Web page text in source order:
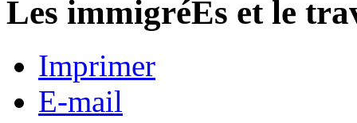
Les immigréEs et le
Imprimer
E-mail